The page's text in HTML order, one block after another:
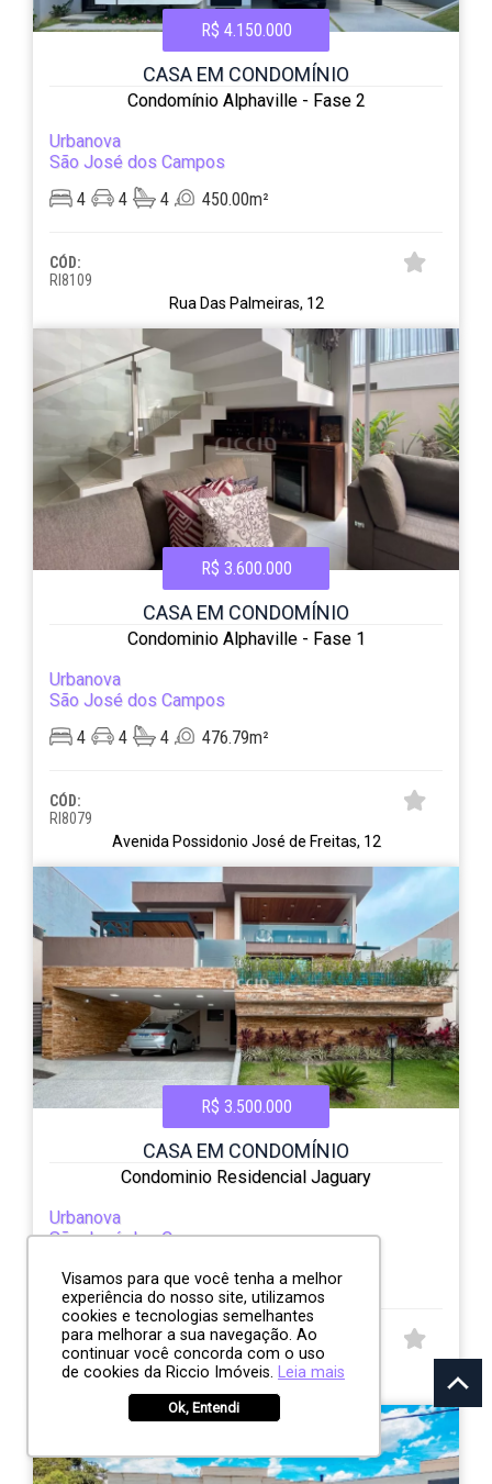
R$ 4.150.000
CASA EM CONDOMÍNIO
Condomínio Alphaville - Fase 2
Urbanova
São José dos Campos
4
4 4 450.00m²
CÓD:
RI8109
Rua Das Palmeiras, 12
R$ 3.600.000
CASA EM CONDOMÍNIO
Condominio Alphaville - Fase 1
Urbanova
São José dos Campos
4
4 4 476.79m²
CÓD:
RI8079
Avenida Possidonio José de Freitas, 12
R$ 3.500.000
CASA EM CONDOMÍNIO
Condominio Residencial Jaguary
Urbanova
São José dos Campos
3
4 3 536.00m²
CÓD:
RI8024
Avenida Aquarela do Brasil, 1
Visamos para que você tenha a melhor
experiência do nosso site, utilizamos
cookies e tecnologias semelhantes
para melhorar a sua navegação. Ao
continuar você concorda com o uso
de cookies da Riccio Imóveis. Leia mais
Ok, Entendi